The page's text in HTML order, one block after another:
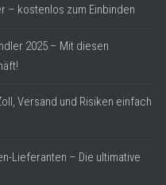
– kostenlos zum Einbinden
2025 – Mit diesen
Versand und Risiken einfach
Lieferanten – Die ultimative